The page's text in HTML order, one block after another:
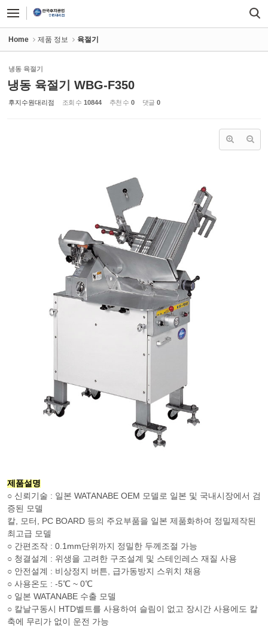
Home 제품 정보 육절기
냉동 육절기
냉동 육절기 WBG-F350
후지수원대리점 조회 수 10844 추천 수 0 댓글 0
제품설명
○ 신뢰기술 : 일본 WATANABE OEM 모델로 일본 및 국내시장에서 검
증된 모델
칼, 모터, PC BOARD 등의 주요부품을 일본 제품화하여 정밀제작된
최고급 모델
○ 간편조작 : 0.1mm단위까지 정밀한 두께조절 가능
○ 청결설계 : 위생을 고려한 구조설계 및 스테인레스 재질 사용
○ 안전설계 : 비상정지 버튼, 급가동방지 스위치 채용
○ 사용온도 : -5℃ ~ 0℃
○ 일본 WATANABE 수출 모델
○ 칼날구동시 HTD벨트를 사용하여 슬림이 없고 장시간 사용에도 칼
축에 무리가 없이 운전 가능